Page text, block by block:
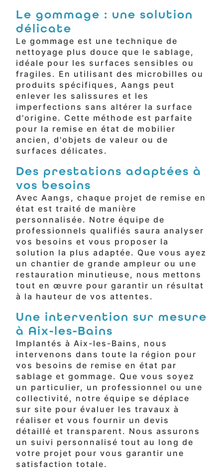
Le gommage : une solution
délicate
Le gommage est une technique de
nettoyage plus douce que le sablage,
idéale pour les surfaces sensibles ou
fragiles. En utilisant des microbilles ou
produits spécifiques, Aangs peut
enlever les salissures et les
imperfections sans altérer la surface
d'origine. Cette méthode est parfaite
pour la remise en état de mobilier
ancien, d'objets de valeur ou de
surfaces délicates.
Des prestations adaptées à
vos besoins
Avec Aangs, chaque projet de remise en
état est traité de manière
personnalisée. Notre équipe de
professionnels qualifiés saura analyser
vos besoins et vous proposer la
solution la plus adaptée. Que vous ayez
un chantier de grande ampleur ou une
restauration minutieuse, nous mettons
tout en œuvre pour garantir un résultat
à la hauteur de vos attentes.
Une intervention sur mesure
à Aix-les-Bains
Implantés à Aix-les-Bains, nous
intervenons dans toute la région pour
vos besoins de remise en état par
sablage et gommage. Que vous soyez
un particulier, un professionnel ou une
collectivité, notre équipe se déplace
sur site pour évaluer les travaux à
réaliser et vous fournir un devis
détaillé et transparent. Nous assurons
un suivi personnalisé tout au long de
votre projet pour vous garantir une
satisfaction totale.